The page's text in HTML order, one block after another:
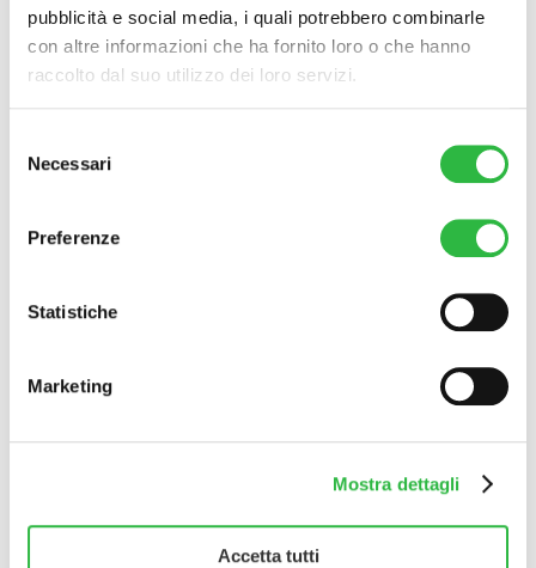
pubblicità e social media, i quali potrebbero combinarle
con altre informazioni che ha fornito loro o che hanno
raccolto dal suo utilizzo dei loro servizi.
delNecessari
Preferenze
Statistiche
Marketing
Mostra dettagli
Accetta tutti
Rilastil Allergy SpF 50+
Aggiungi al carrello